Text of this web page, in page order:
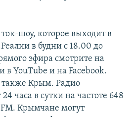
шоу, которое выходит в
в будни с 18.00 до
эфира смотрите на
YouTube и на Facebook.
Крым. Радио
часа в сутки на частоте 648
Крымчане могут